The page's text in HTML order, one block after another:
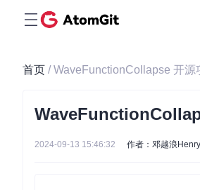
首页 / WaveFunctionCollapse 开源
2024-09-13 15:46:32 作者：邓越浪Henry